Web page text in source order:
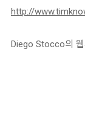
http://
Diego Stocco의